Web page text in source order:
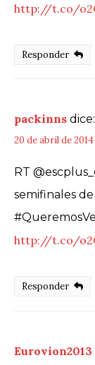
http://t.co/
Responder
packinns dice:
20 de abril de 2014
RT
semifinales de
http://t.co/
Responder
Eurovion2013